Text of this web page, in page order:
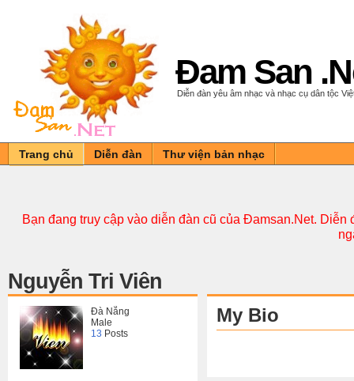
Đam San
Diễn đàn yêu âm nhạc và nhạc cụ dân tộc
Trang chủ Diễn đàn Thư viện bản nhạc
Bạn đang truy cập vào diễn đàn cũ của Đamsan.Net.
Nguyễn Tri Viên
Đà Nẵng
Male
13 Posts
My Bio